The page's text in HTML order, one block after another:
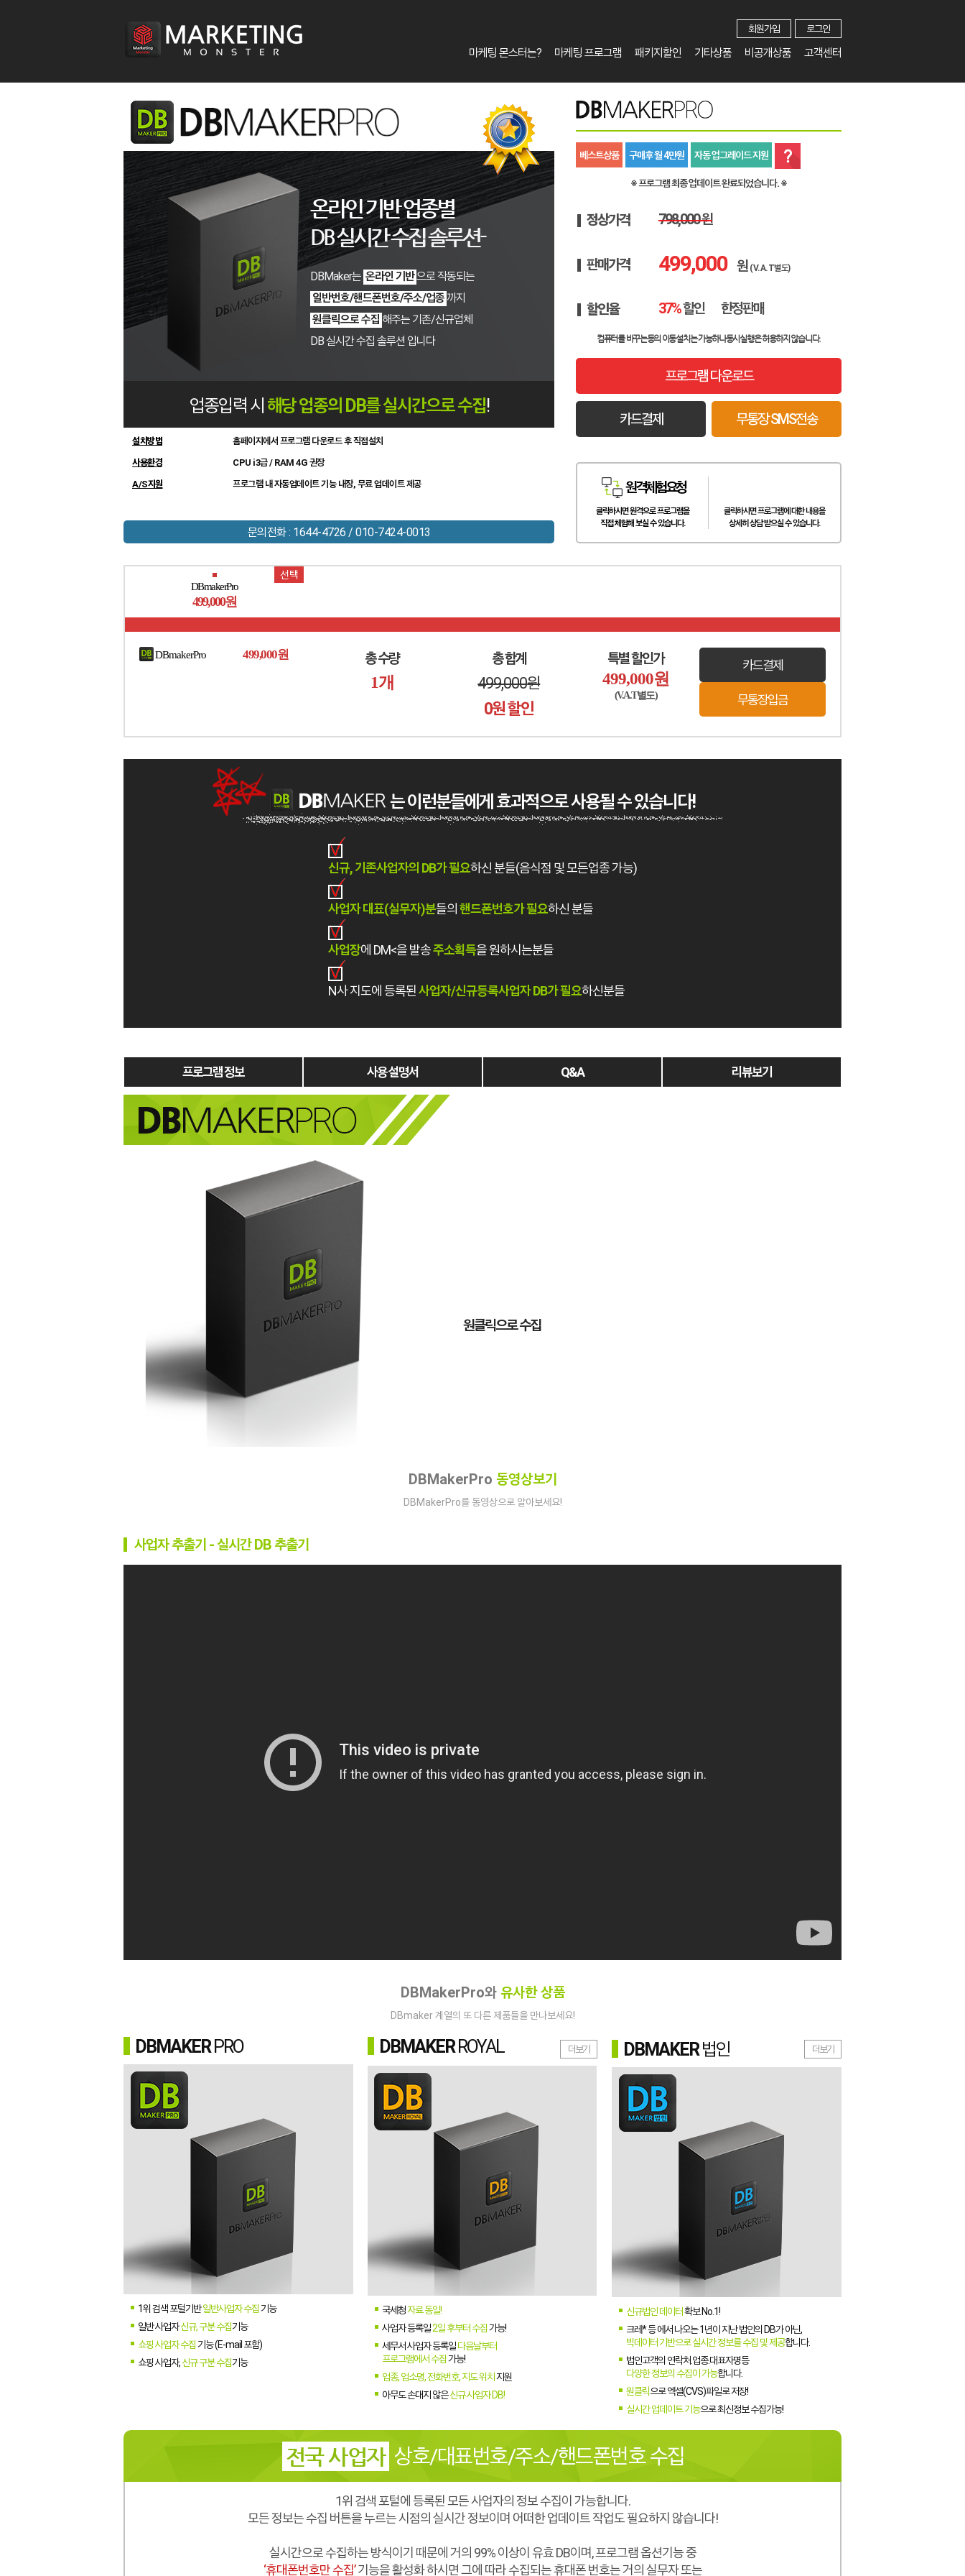
로그인
회원가입
마케팅 몬스터는? 마케팅 프로그램 패키지할인 기타상품 비공개상품 고객센터
온라인 기반 업종별
DB 실시간 수집 솔루션-
DBMaker는 온라인 기반으로 작동되는
일반번호/핸드폰번호/주소/업종 까지
원클릭으로 수집 해주는 기존/신규업체
DB 실시간 수집 솔루션 입니다
업종입력 시 해당 업종의 DB를 실시간으로 수집!
설치방법
홈페이지에서 프로그램 다운로드 후 직접설치
사용환경
CPU i3급 / RAM 4G 권장
A/S지원
프로그램 내 자동업데이트 기능 내장, 무료 업데이트 제공
문의전화 : 1644-4726 / 010-7424-0013
베스트상품 구매후 월 4만원 자동 업그레이드 지원
※ 프로그램 최종 업데이트 완료되었습니다. ※
정상가격 798,000 원
판매가격 499,000 원 (V.A.T별도)
할인율 37%할인 한정판매
컴퓨터를 바꾸는등의 이동설치는 가능하나동시실행은 허용하지 않습니다.
프로그램 다운로드
카드결제 무통장 SMS전송
원격체험요청
클릭하시면 원격으로 프로그램을
직접 체험해 보실 수 있습니다.
클릭하시면 프로그램에 대한 내용을
상세히 상담 받으실 수 있습니다.
DBmakerPro
499,000원
선택
DBmakerPro 499,000원 총 수량
1개
총 합계
499,000원
0원 할인
특별 할인가
499,000원
(V.A.T별도)
카드결제
무통장입금
는 이런분들에게 효과적으로 사용될 수 있습니다!
신규, 기존사업자의 DB가 필요하신 분들(음식점 및 모든업종 가능)
사업자 대표(실무자)분들의 핸드폰번호가 필요하신 분들
사업장에 DM<을 발송주소획득을 원하시는분들
N사 지도에 등록된사업자/신규등록사업자 DB가 필요하신분들
프로그램 정보 사용 설명서 Q&A 리뷰보기
원클릭으로 수집
DBMakerPro 동영상보기
DBMakerPro를 동영상으로 알아보세요!
사업자 추출기 - 실시간 DB 추출기
DBMakerPro와 유사한 상품
DBmaker 계열의 또 다른 제품들을 만나보세요!
DBMAKERPRO
1위 검색 포털기반일반사업자 수집 기능
일반 사업자신규, 구분 수집기능
쇼핑 사업자 수집 기능 (E-mail 포함)
쇼핑 사업자,신규 구분 수집기능
DBMAKERROYAL 더보기
국세청자료 동일!
사업자 등록일2일 후부터 수집가능!
세무서 사업자 등록일다음날부터
프로그램에서 수집가능!
업종, 업소명, 전화번호, 지도 위치 지원
아무도 손대지 않은신규 사업자 DB!
DBMAKER법인 더보기
신규법인 데이터확보 No.1!
크레* 등 에서 나오는 1년이 지난 법인의 DB가 아닌,
빅데이터 기반으로 실시간 정보를 수집 및 제공합니다.
법인고객의 연락처.업종.대표자명등
다양한 정보의 수집이 가능합니다.
원클릭으로 엑셀(CVS)파일로 저장!
실시간 업데이트 기능으로 최신정보 수집가능!
전국 사업자 상호/대표번호/주소/핸드폰번호 수집
1위 검색 포털에 등록된 모든 사업자의 정보 수집이 가능합니다.
모든 정보는 수집 버튼을 누르는 시점의 실시간 정보이며 어떠한 업데이트 작업도 필요하지 않습니다!
실시간으로 수집하는 방식이기 때문에 거의 99% 이상이 유효 DB이며, 프로그램 옵션기능 중
‘휴대폰번호만 수집’기능을 활성화 하시면 그에 따라 수집되는 휴대폰 번호는 거의 실무자 또는